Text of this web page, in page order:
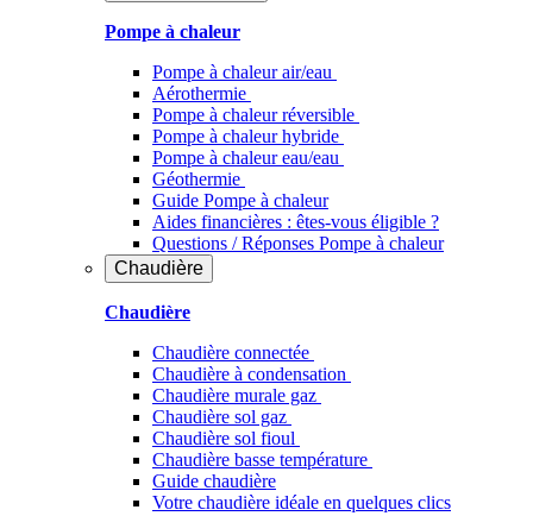
Pompe à chaleur
Pompe à chaleur air/eau
Aérothermie
Pompe à chaleur réversible
Pompe à chaleur hybride
Pompe à chaleur​ eau/eau
Géothermie
Guide Pompe à chaleur
Aides financières : êtes-vous éligible ?
Questions / Réponses Pompe à chaleur
Chaudière
Chaudière
Chaudière connectée
Chaudière à condensation
Chaudière murale gaz
Chaudière sol gaz
Chaudière sol fioul
Chaudière basse température
Guide chaudière
Votre chaudière idéale en quelques clics